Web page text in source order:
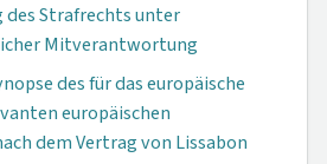
des Strafrechts unter
Mitverantwortung
des für das europäische
europäischen
dem Vertrag von Lissabon